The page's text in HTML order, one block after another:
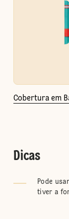
Cobertura em
Dicas
Pode
tiver a